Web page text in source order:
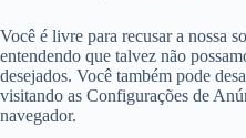
Você é livre para recusar a nossa
entendendo que talvez não
desejados. Você também pode
visitando as Configurações de
navegador.